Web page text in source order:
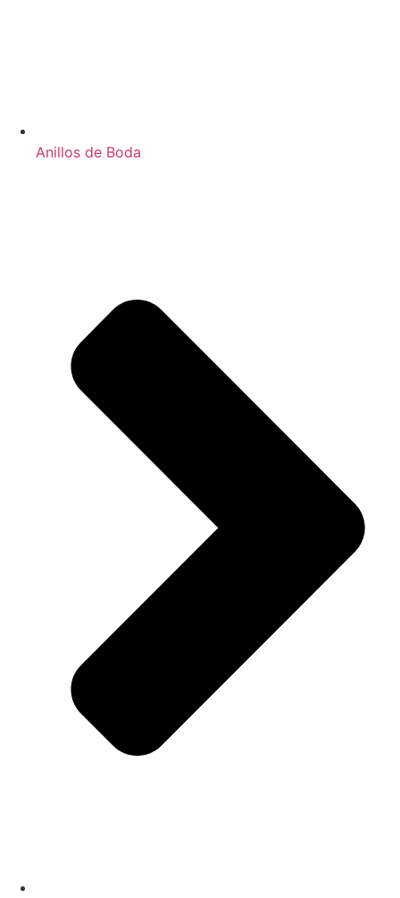
Anillos de Boda